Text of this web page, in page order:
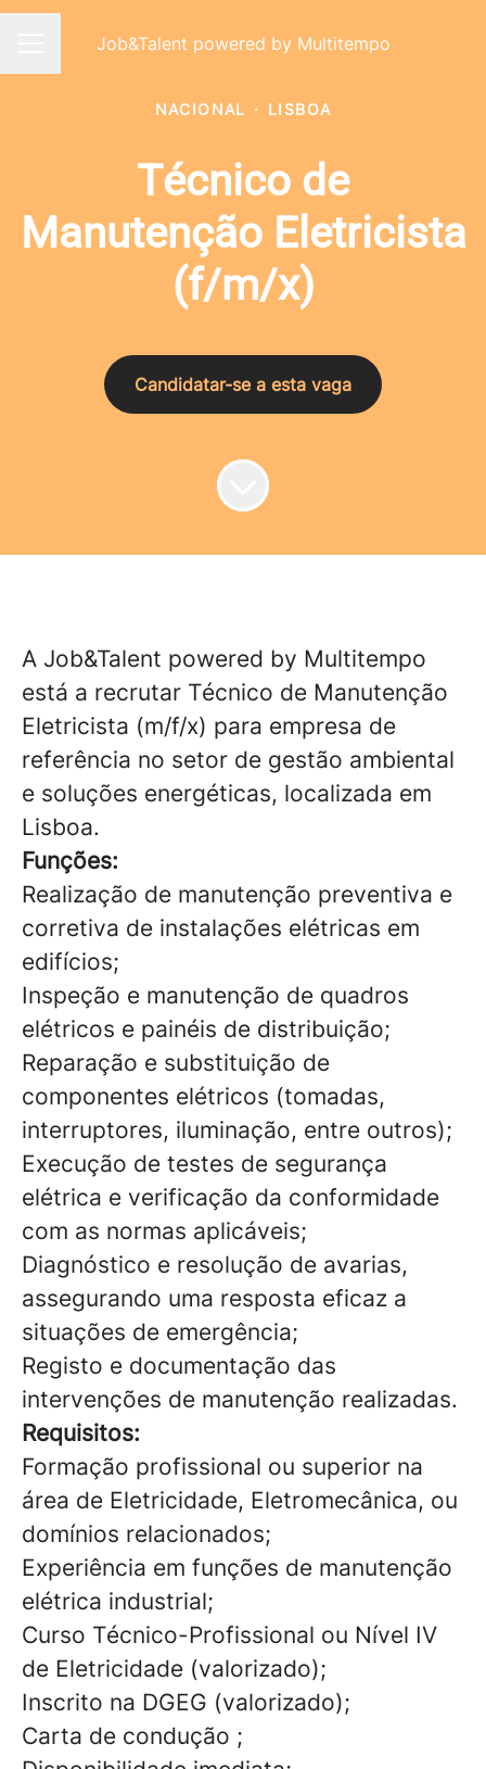
Menu de carreiras
Job&Talent powered by Multitempo
NACIONAL · LISBOA
Técnico de
Manutenção Eletricista
(f/m/x)
Candidatar-se a esta vaga
A Job&Talent powered by Multitempo
está a recrutar Técnico de Manutenção
Eletricista (m/f/x) para empresa de
referência no setor de gestão ambiental
e soluções energéticas, localizada em
Lisboa.
Funções:
Realização de manutenção preventiva e
corretiva de instalações elétricas em
edifícios;
Inspeção e manutenção de quadros
elétricos e painéis de distribuição;
Reparação e substituição de
componentes elétricos (tomadas,
interruptores, iluminação, entre outros);
Execução de testes de segurança
elétrica e verificação da conformidade
com as normas aplicáveis;
Diagnóstico e resolução de avarias,
assegurando uma resposta eficaz a
situações de emergência;
Registo e documentação das
intervenções de manutenção realizadas.
Requisitos:
Formação profissional ou superior na
área de Eletricidade, Eletromecânica, ou
domínios relacionados;
Experiência em funções de manutenção
elétrica industrial;
Curso Técnico-Profissional ou Nível IV
de Eletricidade (valorizado);
Inscrito na DGEG (valorizado);
Carta de condução ;